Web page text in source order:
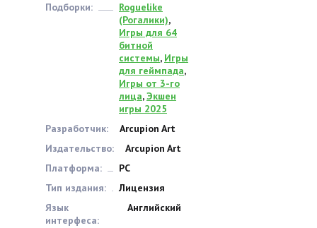
Подборки:
Roguelike
(Рогалики),
Игры для 64
битной
системы, Игры
для геймпада,
Игры от 3-го
лица,Экшен
игры 2025
Разработчик:
Arcupion Art
Издательство:
Arcupion Art
Платформа:
PC
Тип издания:
Лицензия
Язык
интерфеса:
Английский